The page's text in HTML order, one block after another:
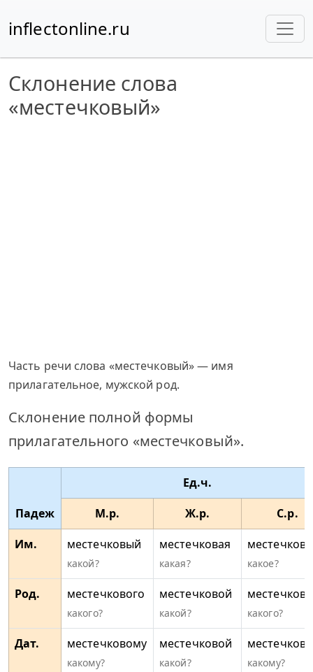
inflectonline.ru
Склонение слова
«местечковый»
Часть речи слова «местечковый» — имя
прилагательное, мужской род.
Склонение полной формы
прилагательного «местечковый».
Падеж
Ед.ч.
М.р.
Ж.р.
С.р.
Им.
местечковый
какой?
местечковая
какая? какое?
Род. местечкового
какого?
местечковой
какой? какого?
Дат. местечковому
какому?
местечковой
какой? какому?